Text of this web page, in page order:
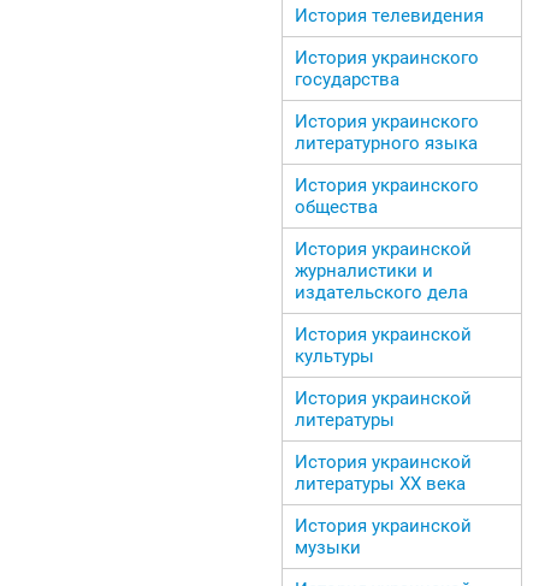
История телевидения
История украинского
государства
История украинского
литературного языка
История украинского
общества
История украинской
журналистики и
издательского дела
История украинской
культуры
История украинской
литературы
История украинской
литературы ХХ века
История украинской
музыки